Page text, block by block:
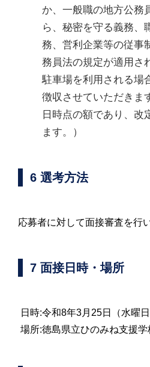
か、一般職の地方公務
ら、秘密を守る義務、
務、営利企業等の従事
駐車場を利用される場
徴収させていただきま
日時点の額であり、改
ます。）
6 選考方法
応募者に対して面接審査を行
7 面接日時・場所
日時:令和8年3月25日（水曜
場所:徳島県立ひのみね支援学